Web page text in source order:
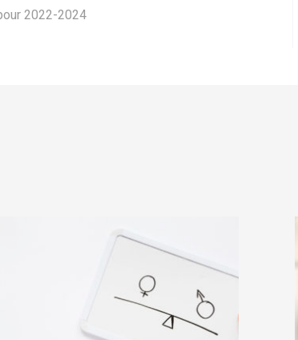
2022-2024